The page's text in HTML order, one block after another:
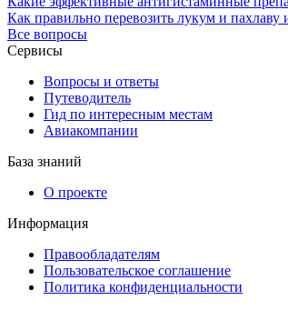
Как правильно перевозить лукум и
Все вопросы
Сервисы
Вопросы и ответы
Путеводитель
Гид по интересным местам
Авиакомпании
База знаний
О проекте
Информация
Правообладателям
Пользовательское соглашение
Политика конфиденциальности